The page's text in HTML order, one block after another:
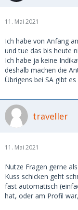
11. Mai 2021
Ich habe von Anfang
und tue das bis heute
Ich habe ja keine
deshalb machen die
Übrigens bei SA gibt
traveller
11. Mai 2021
Nutze Fragen gerne
Kuss schicken geht
fast automatisch
hat, oder am Profil